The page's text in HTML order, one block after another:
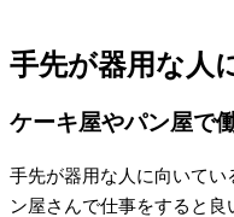
手先が器用な人
ケーキ屋やパン屋で
手先が器用な人に向いて
ン屋さんで仕事をすると良